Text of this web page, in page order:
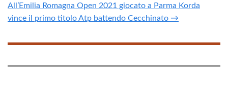
All’Emilia Romagna Open 2021 giocato a Parma Korda
vince il primo titolo Atp battendo Cecchinato →